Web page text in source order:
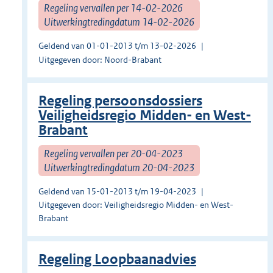
Regeling vervallen per 14-02-2026
Uitwerkingtredingdatum 14-02-2026
Geldend van 01-01-2013 t/m 13-02-2026
Uitgegeven door: Noord-Brabant
Regeling persoonsdossiers
Veiligheidsregio Midden- en West-
Brabant
Regeling vervallen per 20-04-2023
Uitwerkingtredingdatum 20-04-2023
Geldend van 15-01-2013 t/m 19-04-2023
Uitgegeven door: Veiligheidsregio Midden- en West-
Brabant
Regeling Loopbaanadvies